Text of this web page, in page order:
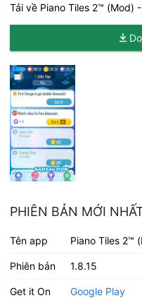
Tải về Piano Tiles 2™ (Mod)
PHIÊN BẢN MỚI
Tên app Piano Tiles 2™
Phiên bản 1.8.15
Get it On Google Play